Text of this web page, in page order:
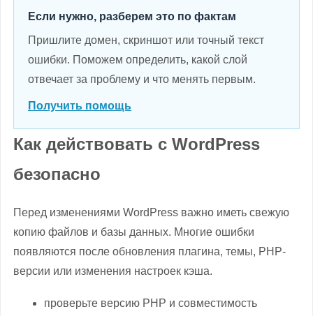
Если нужно, разберем это по фактам
Пришлите домен, скриншот или точный текст
ошибки. Поможем определить, какой слой
отвечает за проблему и что менять первым.
Получить помощь
Как действовать с WordPress
безопасно
Перед изменениями WordPress важно иметь свежую
копию файлов и базы данных. Многие ошибки
появляются после обновления плагина, темы, PHP-
версии или изменения настроек кэша.
проверьте версию PHP и совместимость